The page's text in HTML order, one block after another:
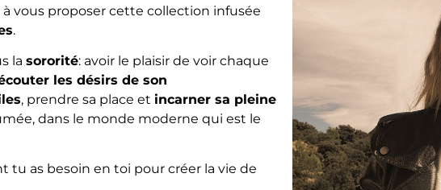
vous proposer cette collection infusée
.
la sororité: avoir le plaisir de voir chaque
les désirs de son
, prendre sa place et incarner sa pleine
dans le monde moderne qui est le
tu as besoin en toi pour créer la vie de